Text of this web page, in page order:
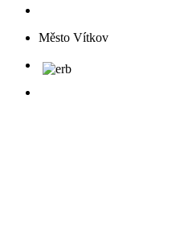
Město Vítkov